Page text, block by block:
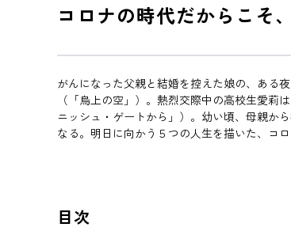
コロナの時代だからこそ
がんになった父親と結婚を控えた娘の、ある
（「烏上の空」）。熱烈交際中の高校生愛
ニッシュ・ゲートから」）。幼い頃、母親か
なる。明日に向かう５つの人生を描いた、コ
目次